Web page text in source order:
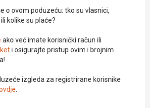
o ovom poduzeću: tko su vlasnici,
kolike su plaće?
ako već imate korisnički račun ili
i osigurajte pristup ovim i brojnim
izgleda za registrirane korisnike